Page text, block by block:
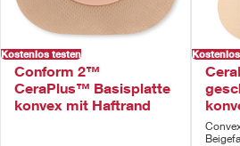
Kostenlos testen
Conform 2™
CeraPlus™ Basisplatte
konvex mit Haftrand